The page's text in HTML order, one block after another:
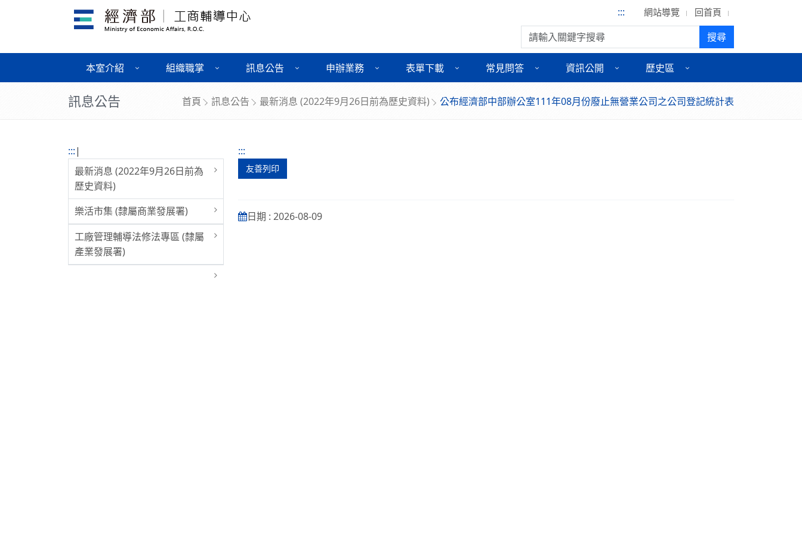
::: 網站導覽 回首頁
搜尋: 搜尋
本室介紹 組織職掌 訊息公告 申辦業務 表單下載 常見問答 資訊公開 歷史區
訊息公告 首頁 訊息公告 最新消息 (2022年9月26日前為歷史資料) 公布經濟部中部辦公室111年08月份廢止無營業公司之公司登記統計表
:::|
最新消息 (2022年9月26日前為
歷史資料)
樂活市集 (隸屬商業發展署)
工廠管理輔導法修法專區 (隸屬
產業發展署)
:::
友善列印
日期 : 2026-08-09